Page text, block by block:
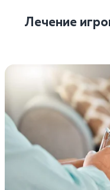
Лечение